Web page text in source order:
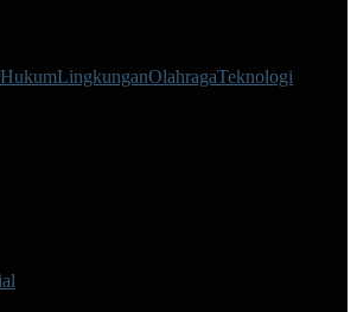
HukumLingkunganOlahragaTeknologi